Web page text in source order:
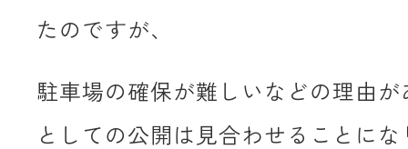
たのですが、
駐車場の確保が難しいなどの理由
としての公開は見合わせることに